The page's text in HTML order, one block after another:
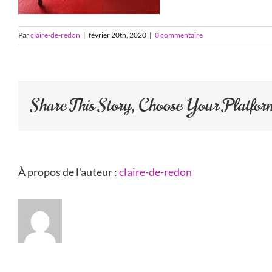
Parclaire-de-redon | février 20th, 2020 | 0 commentaire
Share This Story, Choose Your
À propos de l'auteur :claire-de-redon